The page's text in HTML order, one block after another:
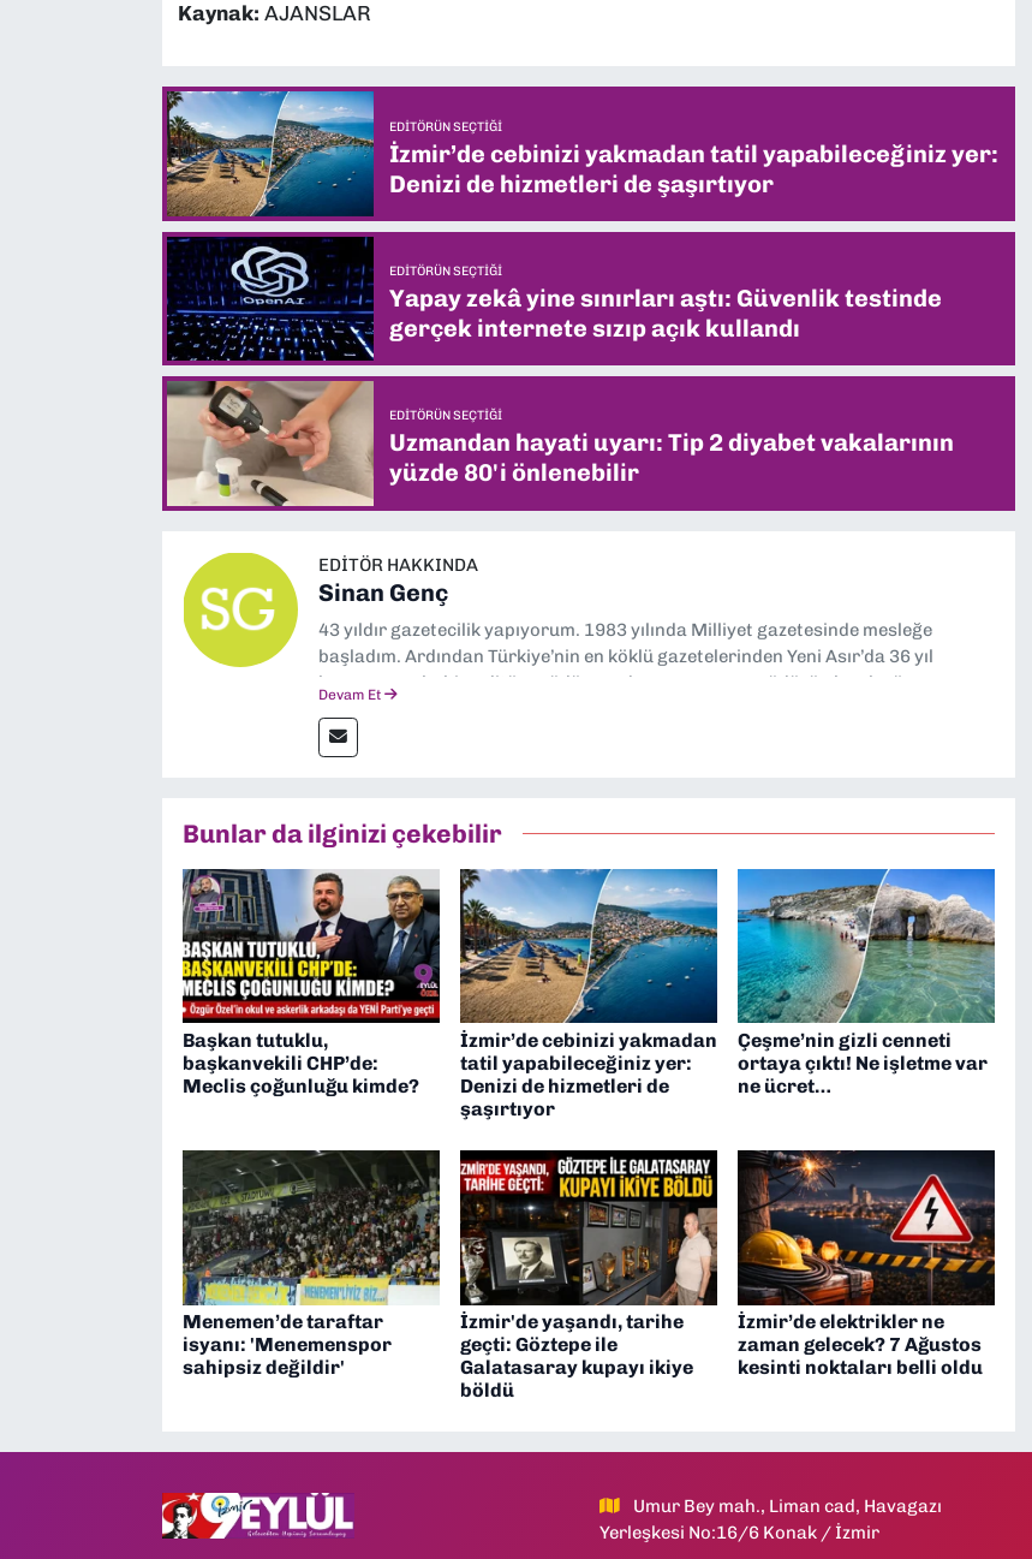
Kaynak: AJANSLAR
EDITÖRÜN SEÇTIĞI
İzmir’de cebinizi yakmadan tatil yapabileceğiniz yer:
Denizi de hizmetleri de şaşırtıyor
EDITÖRÜN SEÇTIĞI
Yapay zekâ yine sınırları aştı: Güvenlik testinde
gerçek internete sızıp açık kullandı
EDITÖRÜN SEÇTIĞI
Uzmandan hayati uyarı: Tip 2 diyabet vakalarının
yüzde 80'i önlenebilir
EDITÖR HAKKINDA
Sinan Genç
43 yıldır gazetecilik yapıyorum. 1983 yılında Milliyet gazetesinde mesleğe
başladım. Ardından Türkiye’nin en köklü gazetelerinden Yeni Asır’da 36 yıl
boyunca muhabir, editör, müdür yardımcısı ve spor müdürü olarak görev
anda Dokuz Eylül Gazetesi'nde editörlük yapıyorum
Devam Et
Bunlar da ilginizi çekebilir
Başkan tutuklu,
başkanvekili CHP’de:
Meclis çoğunluğu kimde?
İzmir’de cebinizi yakmadan
tatil yapabileceğiniz yer:
Denizi de hizmetleri de
şaşırtıyor
Çeşme’nin gizli cenneti
ortaya çıktı! Ne işletme var
ne ücret…
Menemen’de taraftar
isyanı: 'Menemenspor
sahipsiz değildir'
İzmir'de yaşandı, tarihe
geçti: Göztepe ile
Galatasaray kupayı ikiye
böldü
İzmir’de elektrikler ne
zaman gelecek? 7 Ağustos
kesinti noktaları belli oldu
Umur Bey mah., Liman cad, Havagazı
Yerleşkesi No:16/6 Konak / İzmir